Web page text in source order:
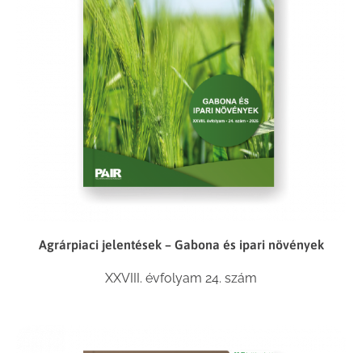
Agrárpiaci jelentések – Gabona és ipari növények
XXVIII. évfolyam 24. szám